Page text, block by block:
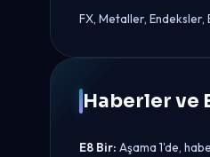
FX, Metaller, Endeksler,
Haberler ve
E8 Bir: Aşama 1'de,